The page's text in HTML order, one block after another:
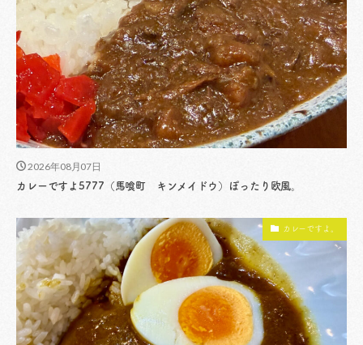
2026年08月07日
カレーですよ5777（馬喰町 キンメイドウ）ぽったり欧風。
カレーですよ。